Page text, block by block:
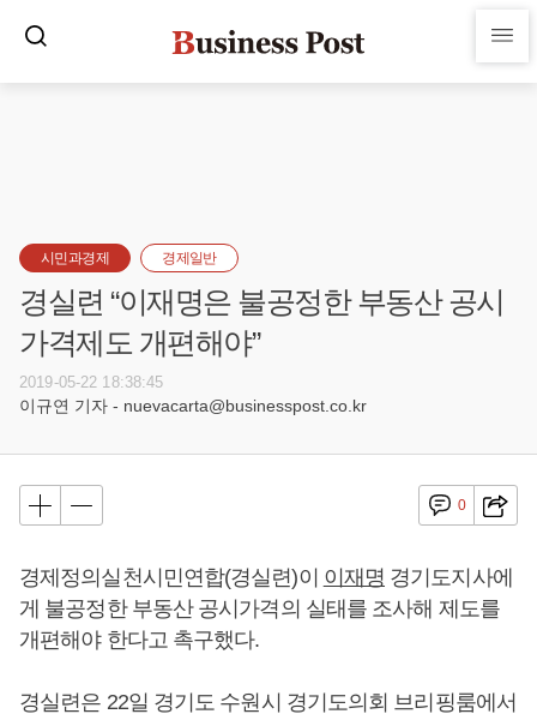
시민과경제 경제일반
경실련 “이재명은 불공정한 부동산 공시
가격제도 개편해야”
2019-05-22 18:38:45
이규연 기자 - nuevacarta@businesspost.co.kr
0
경제정의실천시민연합(경실련)이 이재명 경기도지사에
게 불공정한 부동산 공시가격의 실태를 조사해 제도를
개편해야 한다고 촉구했다.
경실련은 22일 경기도 수원시 경기도의회 브리핑룸에서